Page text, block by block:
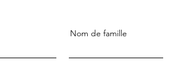
Nom de famille